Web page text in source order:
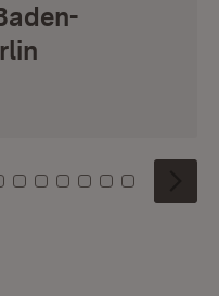
4 5 6
Kachel: 7
Kachel: 8
Zu Kachel: 9
Zu Kachel: 10
Zu Kachel: 11
Zu Kachel: 12
Zu Kachel:
Zu